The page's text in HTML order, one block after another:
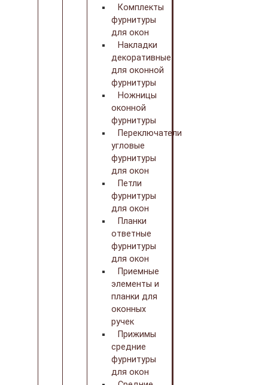
Комплекты
фурнитуры
для окон
Накладки
декоративные
для оконной
фурнитуры
Ножницы
оконной
фурнитуры
Переключатели
угловые
фурнитуры
для окон
Петли
фурнитуры
для окон
Планки
ответные
фурнитуры
для окон
Приемные
элементы и
планки для
оконных
ручек
Прижимы
средние
фурнитуры
для окон